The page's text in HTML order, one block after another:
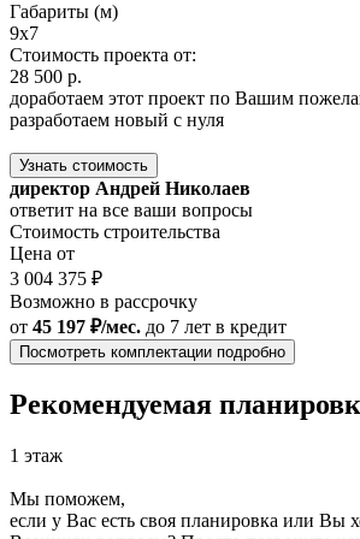
Габариты (м)
9x7
Стоимость проекта от:
28 500 р.
доработаем этот проект по Вашим
разработаем новый с нуля
Узнать стоимость
директор Андрей Николаев
ответит на все ваши вопросы
Стоимость строительства
Цена от
3 004 375 ₽
Возможно в рассрочку
от 45 197 ₽/мес. до 7 лет в кредит
Посмотреть комплектации подробно
Рекомендуемая
1 этаж
Мы поможем,
если у Вас есть своя планировка или Вы